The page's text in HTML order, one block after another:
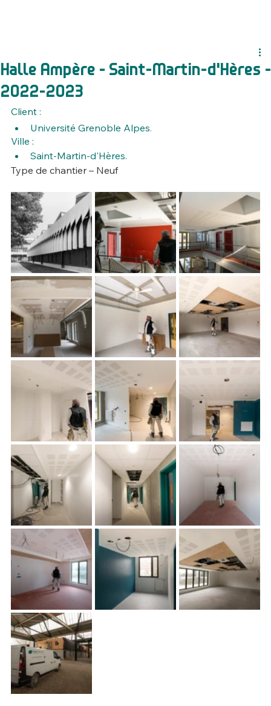
Halle Ampère - Saint-Martin-d'Hères -
2022-2023
Client :
Université Grenoble Alpes.
Ville :
Saint-Martin-d'Hères.
Type de chantier – Neuf